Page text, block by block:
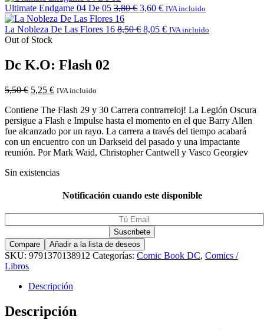
Ultimate Endgame 04 De 05 3,80€ 3,60 € IVA incluido
La Nobleza De Las Flores 16 8,50€ 8,05 € IVA incluido
Out of Stock
Dc K.O: Flash 02
5,50€ 5,25 € IVA incluido
Contiene The Flash 29 y 30 Carrera contrarreloj! La Legión Oscura
persigue a Flash e Impulse hasta el momento en el que Barry Allen
fue alcanzado por un rayo. La carrera a través del tiempo acabará
con un encuentro con un Darkseid del pasado y una impactante
reunión. Por Mark Waid, Christopher Cantwell y Vasco Georgiev
Sin existencias
Notificación cuando este disponible
Compare Añadir a la lista de deseos
SKU: 9791370138912 Categorías: Comic Book DC, Comics /
Libros
Descripción
Descripción